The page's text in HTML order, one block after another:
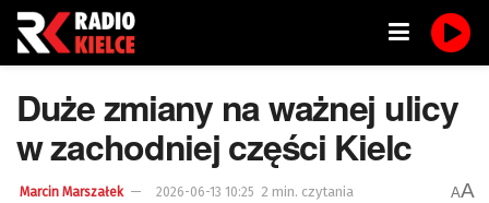
Duże zmiany na ważnej ulicy
w zachodniej części Kielc
Marcin Marszałek 2026-06-13 10:25 2 min. czytania AA